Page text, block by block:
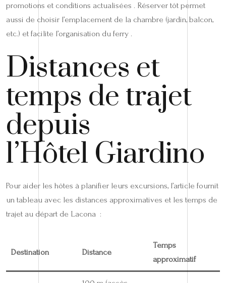
promotions et conditions actualisées . Réserver tôt permet
aussi de choisir l’emplacement de la chambre (jardin, balcon,
etc.) et facilite l’organisation du ferry .
Distances et
temps de trajet
depuis
l’Hôtel Giardino
Pour aider les hôtes à planifier leurs excursions, l’article fournit
un tableau avec les distances approximatives et les temps de
trajet au départ de Lacona :
Destination Distance
Temps
approximatif